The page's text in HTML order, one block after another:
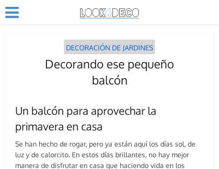
DECORACIÓN DE JARDINES
Decorando ese pequeño
balcón
Un balcón para aprovechar la
primavera en casa
Se han hecho de rogar, pero ya están aquí los días sol, de
luz y de calorcito. En estos días brillantes, no hay mejor
manera de disfrutar en casa que haciendo vida en los